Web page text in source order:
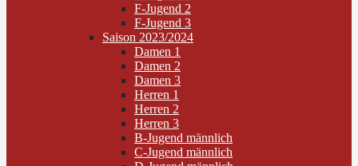
F-Jugend 2
F-Jugend 3
Saison 2023/2024
Damen 1
Damen 2
Damen 3
Herren 1
Herren 2
Herren 3
B-Jugend männlich
C-Jugend männlich